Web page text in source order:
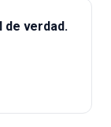
de verdad.